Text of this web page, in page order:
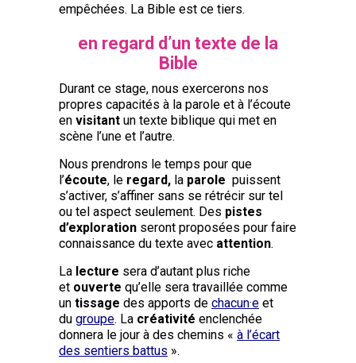
empêchées. La Bible est ce tiers.
en regard d’un texte de la
Bible
Durant ce stage, nous exercerons nos
propres capacités à la parole et à l’écoute
en visitant un texte biblique qui met en
scène l’une et l’autre.
Nous prendrons le temps pour que
l’écoute, le regard, la parole puissent
s’activer, s’affiner sans se rétrécir sur tel
ou tel aspect seulement. Des pistes
d’exploration seront proposées pour faire
connaissance du texte avec attention.
La lecture sera d’autant plus riche
et ouverte qu’elle sera travaillée comme
un tissage des apports de chacun·e et
du groupe. La créativité enclenchée
donnera le jour à des chemins « à l’écart
des sentiers battus ».